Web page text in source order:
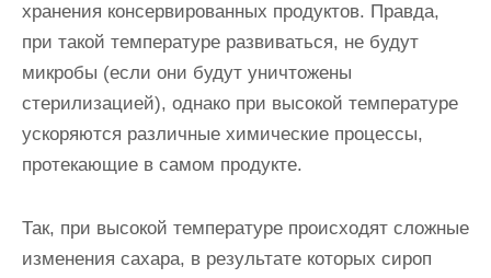
хранения консервированных продуктов. Правда,
при такой температуре развиваться, не будут
микробы (если они будут уничтожены
стерилизацией), однако при высокой температуре
ускоряются различные химические процессы,
протекающие в самом продукте.
Так, при высокой температуре происходят сложные
изменения сахара, в результате которых сироп